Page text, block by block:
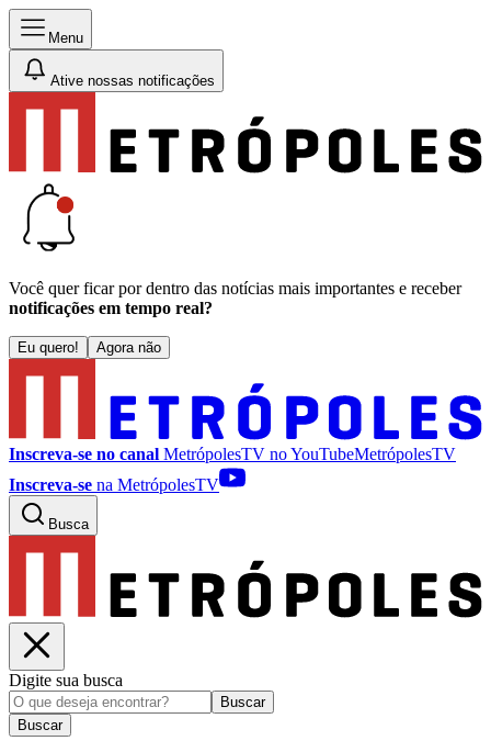
Menu
Ative nossas notificações
Você quer ficar por dentro das notícias mais importantes e receber
notificações em tempo real?
Eu quero! Agora não
Inscreva-se no canal MetrópolesTV noYouTubeMetrópolesTV
Inscreva-se na MetrópolesTV
Busca
Digite sua busca
Buscar
Buscar